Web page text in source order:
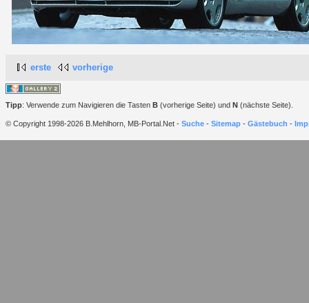
erste vorherige
Tipp: Verwende zum Navigieren die Tasten B (vorherige Seite) und N (nächste Seite).
© Copyright 1998-2026 B.Mehlhorn, MB-Portal.Net - Suche - Sitemap - Gästebuch -